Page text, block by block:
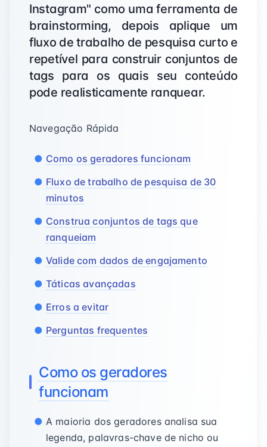
Instagram" como uma ferramenta de
brainstorming, depois aplique um
fluxo de trabalho de pesquisa curto e
repetível para construir conjuntos de
tags para os quais seu conteúdo
pode realisticamente ranquear.
Navegação Rápida
Como os geradores funcionam
Fluxo de trabalho de pesquisa de 30
minutos
Construa conjuntos de tags que
ranqueiam
Valide com dados de engajamento
Táticas avançadas
Erros a evitar
Perguntas frequentes
Como os geradores
funcionam
A maioria dos geradores analisa sua
legenda, palavras-chave de nicho ou